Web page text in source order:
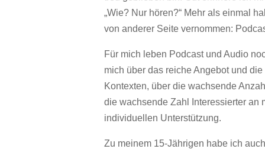
„Wie? Nur hören?“ Mehr als einmal
von anderer Seite vernommen:
Für mich leben Podcast und Audio
mich über das reiche Angebot und
Kontexten, über die wachsende
die wachsende Zahl Interessierter an
individuellen Unterstützung.
Zu meinem 15-Jährigen habe ich